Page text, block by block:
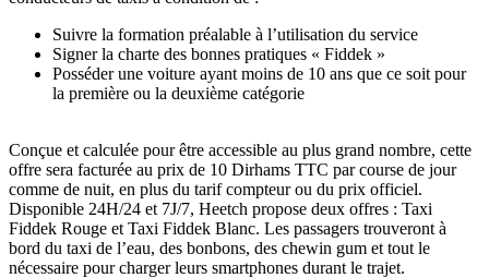
Suivre la formation préalable à l’utilisation du service
Signer la charte des bonnes pratiques « Fiddek »
Posséder une voiture ayant moins de 10 ans que ce soit pour
la première ou la deuxième catégorie
Conçue et calculée pour être accessible au plus grand nombre, cette
offre sera facturée au prix de 10 Dirhams TTC par course de jour
comme de nuit, en plus du tarif compteur ou du prix officiel.
Disponible 24H/24 et 7J/7, Heetch propose deux offres : Taxi
Fiddek Rouge et Taxi Fiddek Blanc. Les passagers trouveront à
bord du taxi de l’eau, des bonbons, des chewin gum et tout le
nécessaire pour charger leurs smartphones durant le trajet.